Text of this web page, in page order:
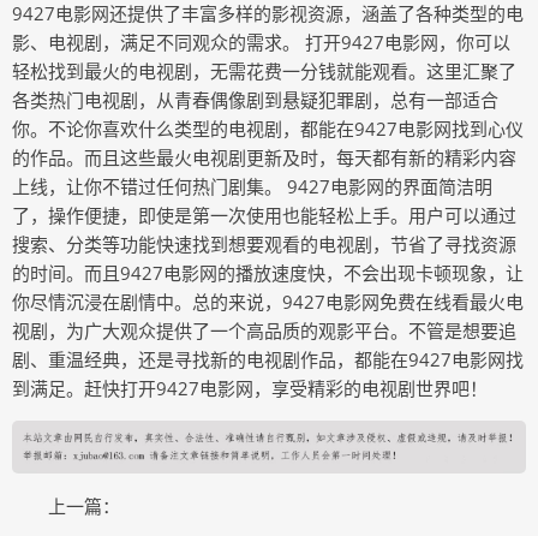
9427电影网还提供了丰富多样的影视资源，涵盖了各种类型的电
影、电视剧，满足不同观众的需求。 打开9427电影网，你可以
轻松找到最火的电视剧，无需花费一分钱就能观看。这里汇聚了
各类热门电视剧，从青春偶像剧到悬疑犯罪剧，总有一部适合
你。不论你喜欢什么类型的电视剧，都能在9427电影网找到心仪
的作品。而且这些最火电视剧更新及时，每天都有新的精彩内容
上线，让你不错过任何热门剧集。 9427电影网的界面简洁明
了，操作便捷，即使是第一次使用也能轻松上手。用户可以通过
搜索、分类等功能快速找到想要观看的电视剧，节省了寻找资源
的时间。而且9427电影网的播放速度快，不会出现卡顿现象，让
你尽情沉浸在剧情中。总的来说，9427电影网免费在线看最火电
视剧，为广大观众提供了一个高品质的观影平台。不管是想要追
剧、重温经典，还是寻找新的电视剧作品，都能在9427电影网找
到满足。赶快打开9427电影网，享受精彩的电视剧世界吧！
上一篇：